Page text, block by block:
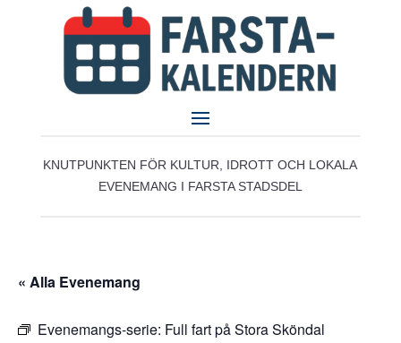
KNUTPUNKTEN FÖR KULTUR, IDROTT OCH LOKALA
EVENEMANG I FARSTA STADSDEL
« Alla Evenemang
Evenemangs-serie: Full fart på Stora Sköndal